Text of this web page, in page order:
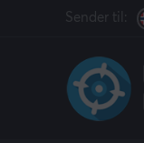
Sender til: